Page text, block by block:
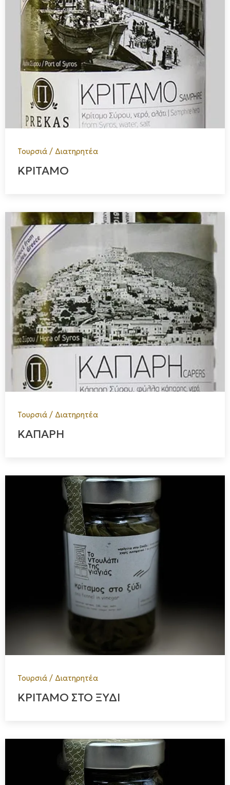
Τουρσιά / Διατηρητέα
ΚΡΙΤΑΜΟ
Τουρσιά / Διατηρητέα
ΚΑΠΑΡΗ
Τουρσιά / Διατηρητέα
ΚΡΙΤΑΜΟ ΣΤΟ ΞΥΔΙ